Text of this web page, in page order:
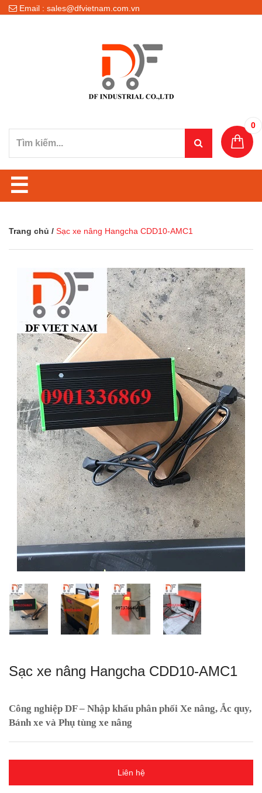
Email : sales@dfvietnam.com.vn
0
☰
Trang chủ / Sạc xe nâng Hangcha CDD10-AMC1
Sạc xe nâng Hangcha CDD10-AMC1
Công nghiệp DF – Nhập khẩu phân phối Xe nâng, Ắc quy,
Bánh xe và Phụ tùng xe nâng
Liên hệ